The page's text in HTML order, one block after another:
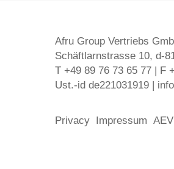
Afru Group Vertriebs
Schäftlarnstrasse 10, d-
T +49 89 76 73 65 77 | F
Ust.-id de221031919 |
Privacy Impressum